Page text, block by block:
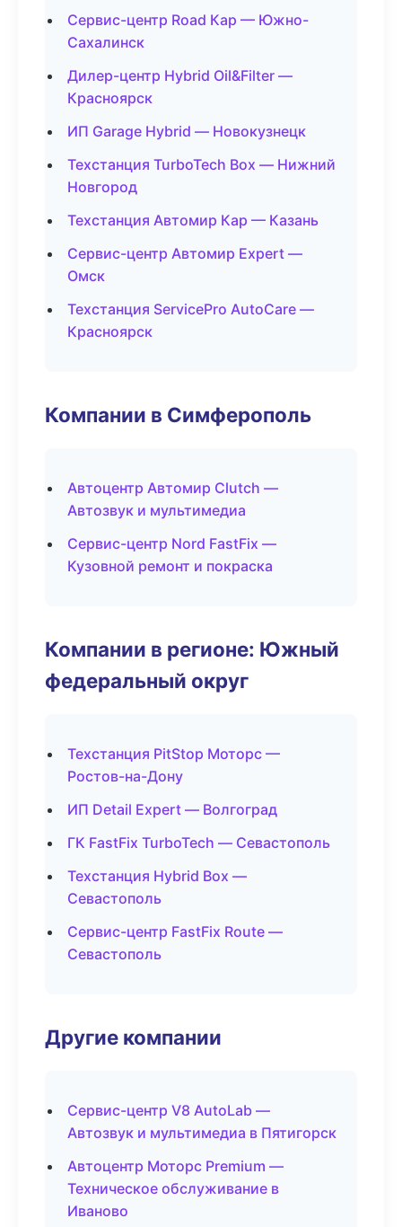
Сервис-центр Road Кар — Южно-
Сахалинск
Дилер-центр Hybrid Oil&Filter —
Красноярск
ИП Garage Hybrid — Новокузнецк
Техстанция TurboTech Box — Нижний
Новгород
Техстанция Автомир Кар — Казань
Сервис-центр Автомир Expert —
Омск
Техстанция ServicePro AutoCare —
Красноярск
Компании в Симферополь
Автоцентр Автомир Clutch —
Автозвук и мультимедиа
Сервис-центр Nord FastFix —
Кузовной ремонт и покраска
Компании в регионе: Южный
федеральный округ
Техстанция PitStop Моторс —
Ростов-на-Дону
ИП Detail Expert — Волгоград
ГК FastFix TurboTech — Севастополь
Техстанция Hybrid Box —
Севастополь
Сервис-центр FastFix Route —
Севастополь
Другие компании
Сервис-центр V8 AutoLab —
Автозвук и мультимедиа в Пятигорск
Автоцентр Моторс Premium —
Техническое обслуживание в
Иваново